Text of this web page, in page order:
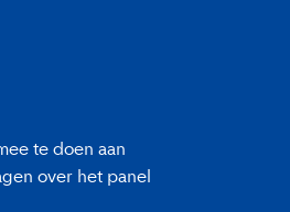
te doen aan
over het panel